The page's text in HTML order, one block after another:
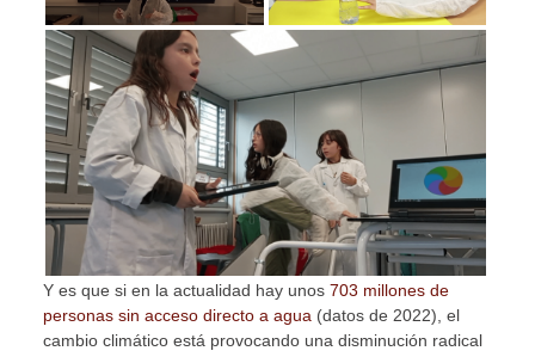
Y es que si en la actualidad hay unos 703 millones de
personas sin acceso directo a agua(datos de 2022), el
cambio climático está provocando una disminución radical